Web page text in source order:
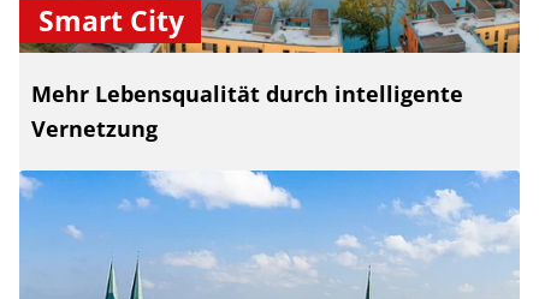
Smart City
Mehr Lebensqualität durch intelligente
Vernetzung